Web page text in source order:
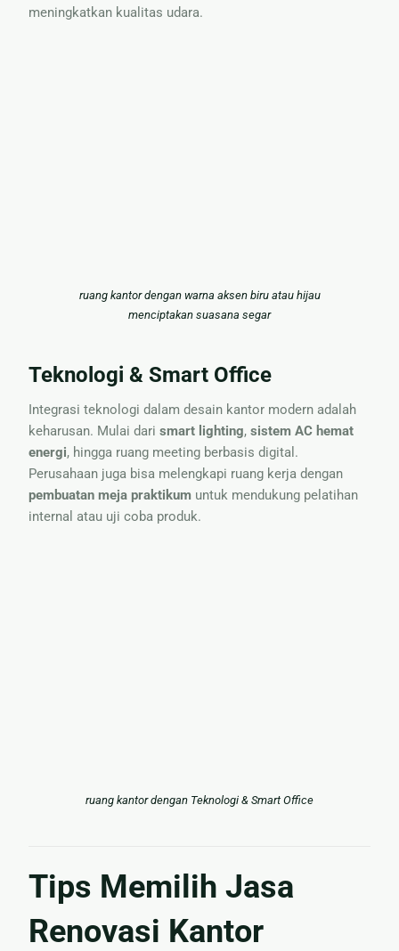
meningkatkan kualitas udara.
ruang kantor dengan warna aksen biru atau hijau
menciptakan suasana segar
Teknologi & Smart Office
Integrasi teknologi dalam desain kantor modern adalah
keharusan. Mulai darismart lighting,sistem AC hemat
energi, hingga ruang meeting berbasis digital.
Perusahaan juga bisa melengkapi ruang kerja dengan
pembuatan meja praktikum untuk mendukung pelatihan
internal atau uji coba produk.
ruang kantor dengan Teknologi & Smart Office
Tips Memilih Jasa
Renovasi Kantor